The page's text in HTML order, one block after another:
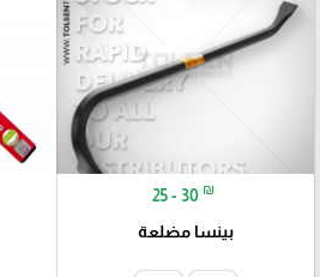
25 - 30 ₪
بينسا مضلعة